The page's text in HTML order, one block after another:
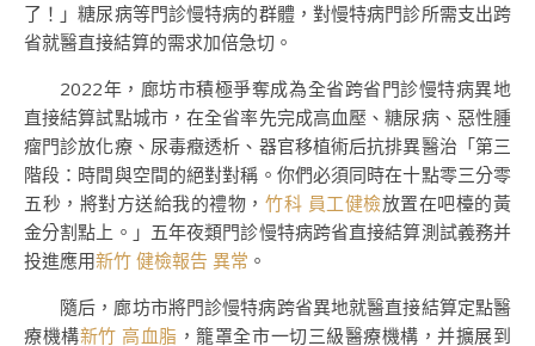
了！」糖尿病等門診慢特病的群體，對慢特病門診所需支出跨
省就醫直接結算的需求加倍急切。
2022年，廊坊市積極爭奪成為全省跨省門診慢特病異地
直接結算試點城市，在全省率先完成高血壓、糖尿病、惡性腫
瘤門診放化療、尿毒癥透析、器官移植術后抗排異醫治「第三
階段：時間與空間的絕對對稱。你們必須同時在十點零三分零
五秒，將對方送給我的禮物， 竹科 員工健檢放置在吧檯的黃
金分割點上。」五年夜類門診慢特病跨省直接結算測試義務并
投進應用新竹 健檢報告 異常 。
隨后，廊坊市將門診慢特病跨省異地就醫直接結算定點醫
療機構新竹 高血脂 ，籠罩全市一切三級醫療機構，并擴展到